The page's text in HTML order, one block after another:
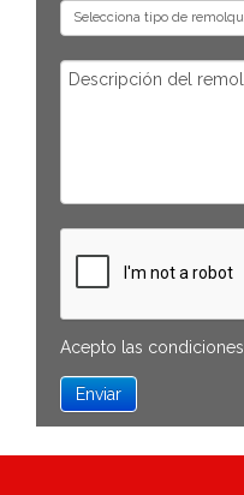
Acepto las condiciones